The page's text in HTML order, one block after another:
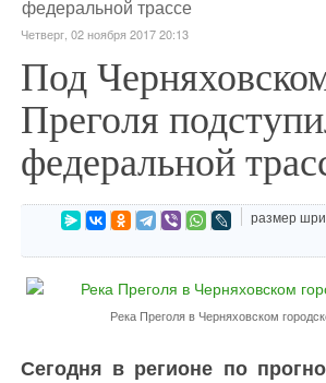
федеральной трассе
Четверг, 02 ноября 2017 20:13
Под
Преголя
федеральной
размер
Река Преголя в Черняховском
Сегодня в регионе по